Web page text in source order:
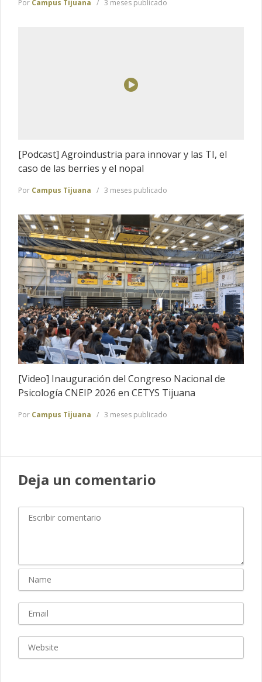
Por Campus Tijuana 3 meses publicado
[Podcast] Agroindustria para innovar y las TI, el
caso de las berries y el nopal
Por Campus Tijuana 3 meses publicado
[Video] Inauguración del Congreso Nacional de
Psicología CNEIP 2026 en CETYS Tijuana
Por Campus Tijuana 3 meses publicado
Deja un comentario